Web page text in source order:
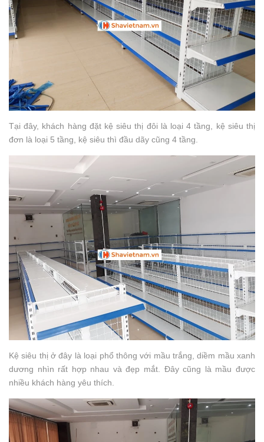
Tại đây, khách hàng đặt kệ siêu thị đôi là loại 4 tầng, kệ siêu thị
đơn là loại 5 tầng, kệ siêu thì đầu dãy cũng 4 tầng.
Kệ siêu thị ở đây là loại phổ thông với mầu trắng, diềm mầu xanh
dương nhìn rất hợp nhau và đẹp mắt. Đây cũng là mầu được
nhiều khách hàng yêu thích.